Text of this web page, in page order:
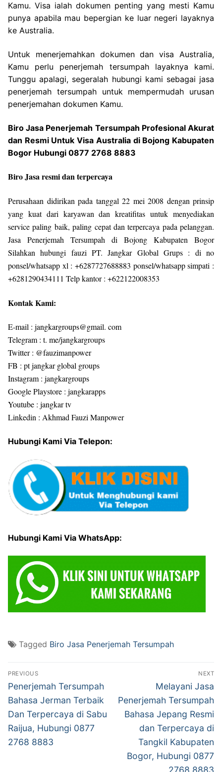
Kamu. Visa ialah dokumen penting yang mesti Kamu
punya apabila mau bepergian ke luar negeri layaknya
ke Australia.
Untuk menerjemahkan dokumen dan visa Australia,
Kamu perlu penerjemah tersumpah layaknya kami.
Tunggu apalagi, segeralah hubungi kami sebagai jasa
penerjemah tersumpah untuk mempermudah urusan
penerjemahan dokumen Kamu.
Biro Jasa Penerjemah Tersumpah Profesional Akurat
dan Resmi Untuk Visa Australia di Bojong Kabupaten
Bogor Hubungi 0877 2768 8883
Biro Jasa resmi dan terpercaya
Perusahaan didirikan pada tanggal 22 mei 2008 dengan prinsip
yang kuat dari karyawan dan kreatifitas untuk menyediakan
service paling baik, paling cepat dan terpercaya pada pelanggan.
Jasa Penerjemah Tersumpah di Bojong Kabupaten Bogor
Silahkan hubungi fauzi PT. Jangkar Global Grups : di no
ponsel/whatsapp xl : +6287727688883 ponsel/whatsapp simpati :
+6281290434111 Telp kantor : +622122008353
Kontak Kami:
E-mail : jangkargroups@gmail. com
Telegram : t. me/jangkargroups
Twitter : @fauzimanpower
FB : pt jangkar global groups
Instagram : jangkargroups
Google Playstore : jangkarapps
Youtube : jangkar tv
Linkedin : Akhmad Fauzi Manpower
Hubungi Kami Via Telepon:
Hubungi Kami Via WhatsApp:
Tagged Biro Jasa Penerjemah Tersumpah
Post
navigation
PREVIOUS
Previous
post:
Penerjemah Tersumpah
Bahasa Jerman Terbaik
Dan Terpercaya di Sabu
Raijua, Hubungi 0877
2768 8883
NEXT
Next
post:
Melayani Jasa
Penerjemah Tersumpah
Bahasa Jepang Resmi
dan Terpercaya di
Tangkil Kabupaten
Bogor, Hubungi 0877
2768 8883